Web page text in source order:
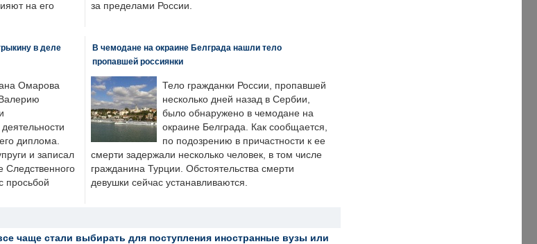
на его
за пределами России.
в деле
Омарова
диплома.
и записал
Следственного
просьбой
В чемодане на окраине Белграда нашли тело
пропавшей россиянки
Тело гражданки России, пропавшей
несколько дней назад в Сербии,
было обнаружено в чемодане на
окраине Белграда. Как сообщается,
по подозрению в причастности к ее
смерти задержали несколько человек, в том числе
гражданина Турции. Обстоятельства смерти
девушки сейчас устанавливаются.
чаще стали выбирать для поступления иностранные вузы или